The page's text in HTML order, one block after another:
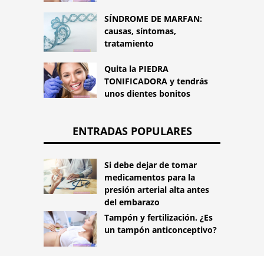
SÍNDROME DE MARFAN:
causas, síntomas,
tratamiento
Quita la PIEDRA
TONIFICADORA y tendrás
unos dientes bonitos
ENTRADAS POPULARES
Si debe dejar de tomar
medicamentos para la
presión arterial alta antes
del embarazo
Tampón y fertilización. ¿Es
un tampón anticonceptivo?